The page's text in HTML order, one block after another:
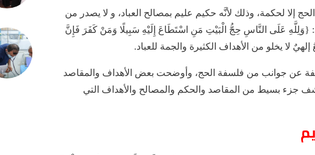
إلا لحكمة، وذلك لأنَّه حكيم عليم بمصالح العباد، و لا يصدر من
{وَلِلَّهِ عَلَى النَّاسِ حِجُّ الْبَيْتِ مَنِ اسْتَطَاعَ إِلَيْهِ سَبِيلًا وَمَنْ كَفَرَ فَإِنَّ
عن جوانب من فلسفة الحج، وأوضحت بعض الأهداف والمقاصد
جزء بسيط من المقاصد والحكم والمصالح والأهداف التي